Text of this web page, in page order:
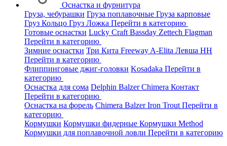
Оснастка и фурнитура
Груза, чебурашки Груза поплавочные Груза карповые
Груз Кольцо Груз Ложка Перейти в категорию
Готовые оснастки Lucky Craft Bassday Zettech Flagman
Перейти в категорию
Зимние оснастки Три Кита Freeway A-Elita Левша НН
Перейти в категорию
Флиппинговые джиг-головки Kosadaka Перейти в
категорию
Оснастка для сома Delphin BalzerChimera Контакт
Перейти в категорию
Оснастка на форель Chimera BalzerIron Trout Перейти в
категорию
Кормушки Кормушки фидерные Кормушки Method
Кормушки для поплавочной ловли Перейти в категорию